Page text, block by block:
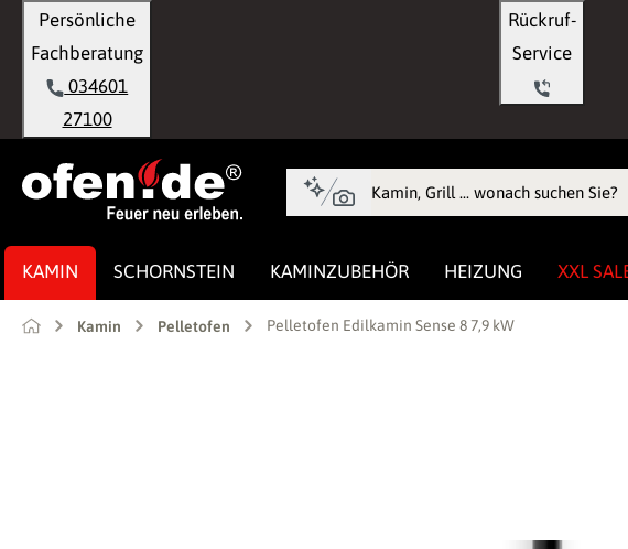
Zur Hauptnavigation springen
Persönliche
Fachberatung
034601
27100
Rückruf-
KAMIN SCHORNSTEIN KAMINZUBEHÖR HEIZUNG XXL
Kamin Pelletofen Pelletofen Edilkamin Sense 8 7,9 kW